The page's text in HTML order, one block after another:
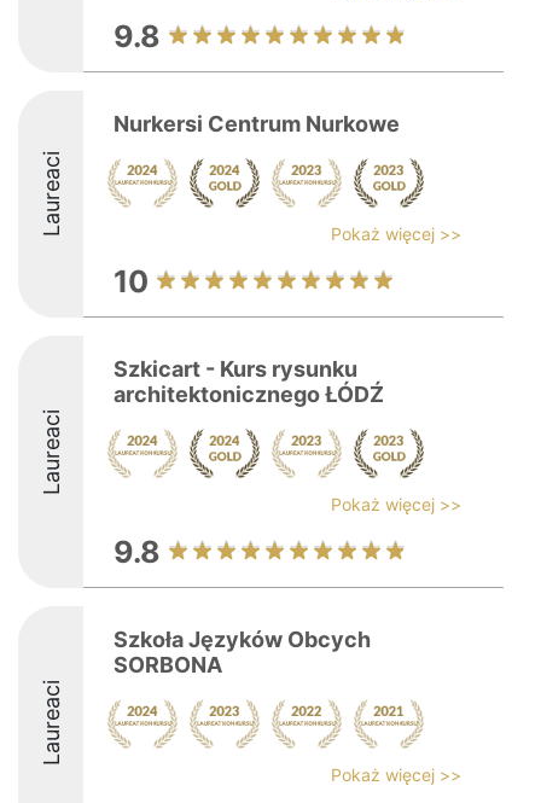
9.8
Laureaci
Nurkersi Centrum Nurkowe
Pokaż więcej >>
10
Laureaci
Szkicart - Kurs rysunku
architektonicznego ŁÓDŹ
Pokaż więcej >>
9.8
Laureaci
Szkoła Języków Obcych
SORBONA
Pokaż więcej >>